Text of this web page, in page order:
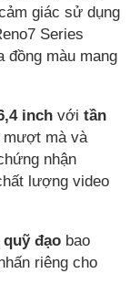
giác sử dụng
Series
đồng màu mang
inch với tần
mượt mà và
nhận
lượng video
đạo bao
riêng cho